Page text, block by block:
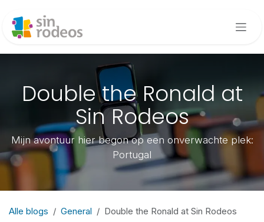
Double the Ronald at
Sin Rodeos
Mijn avontuur hier begon op een onverwachte plek:
Portugal
Alle blogs General Double the Ronald at Sin Rodeos